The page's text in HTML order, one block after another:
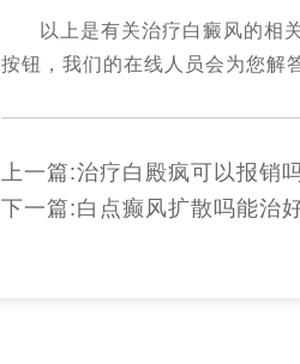
以上是有关治疗白癜风的相
按钮，我们的在线人员会为您解
上一篇:治疗白殿疯可以报销
下一篇:白点癫风扩散吗能治